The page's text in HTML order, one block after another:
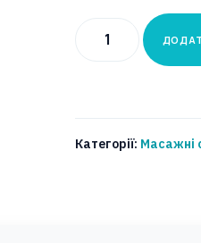
Процедурний
О-
Категорії: Масажні